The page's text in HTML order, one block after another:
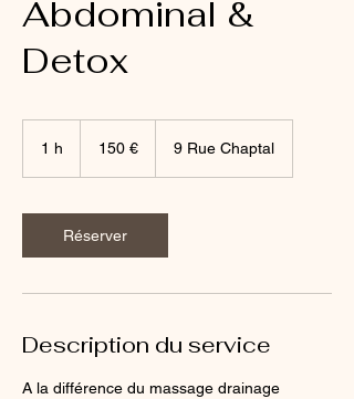
Abdominal &
Detox
1 h 150 € 9 Rue Chaptal
Réserver
Description du service
A la différence du massage drainage